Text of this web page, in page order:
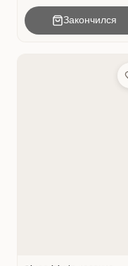
Закончился